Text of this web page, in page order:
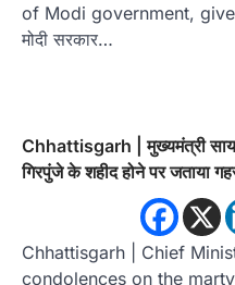
of Modi government,
मोदी सरकार…
Chhattisgarh | मुख्यमंत्री
गिरपुंजे के शहीद होने पर जताया
Chhattisgarh | Chief
condolences on the